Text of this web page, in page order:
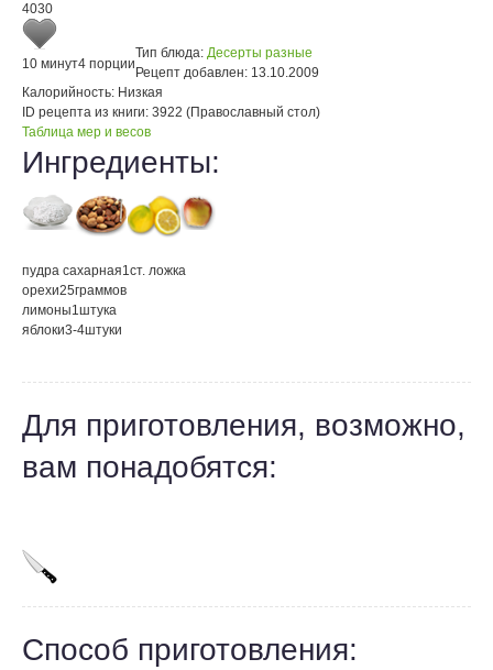
4030
10 минут4 порции
Тип блюда: Десерты разные
Рецепт добавлен: 13.10.2009
Калорийность: Низкая
ID рецепта из книги: 3922 (Православный стол)
Таблица мер и весов
Ингредиенты:
пудра сахарная1ст. ложка
орехи25граммов
лимоны1штука
яблоки3-4штуки
Для приготовления, возможно,
вам понадобятся:
Способ приготовления: